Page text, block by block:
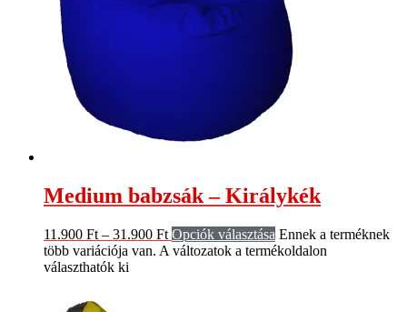
Medium babzsák – Királykék
11.900 Ft – 31.900 Ft Opciók választása Ennek a terméknek
több variációja van. A változatok a termékoldalon
választhatók ki